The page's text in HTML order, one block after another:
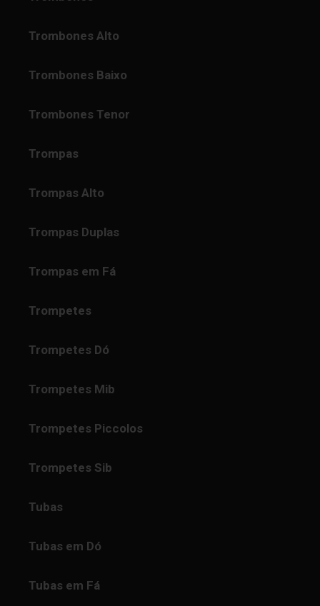
Trombones Alto
Trombones Baixo
Trombones Tenor
Trompas
Trompas Alto
Trompas Duplas
Trompas em Fá
Trompetes
Trompetes Dó
Trompetes Mib
Trompetes Piccolos
Trompetes Sib
Tubas
Tubas em Dó
Tubas em Fá